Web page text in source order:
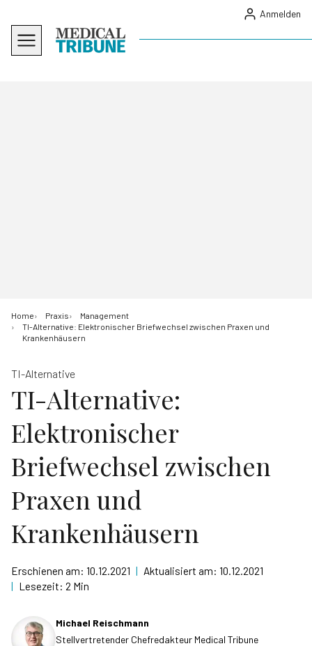
Anmelden
Home Praxis
Management
TI-Alternative: Elektronischer Briefwechsel zwischen Praxen und
Krankenhäusern
TI-Alternative
TI-Alternative:
Elektronischer
Briefwechsel zwischen
Praxen und
Krankenhäusern
Erschienen am: 10.12.2021 | Aktualisiert am: 10.12.2021
| Lesezeit: 2 Min
Michael Reischmann
Stellvertretender Chefredakteur Medical Tribune